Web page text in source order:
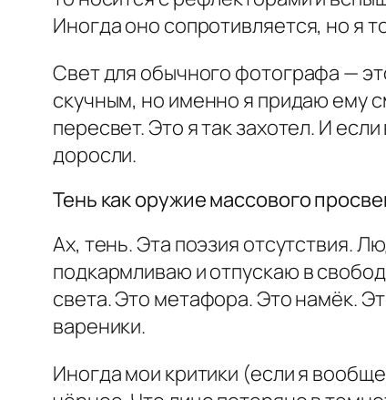
Иногда оно сопротивляется, но я
Свет для обычного фотографа —
скучным, но именно я придаю ему
пересвет. Это я так захотел. И
доросли.
Тень как оружие массового
Ах, тень. Эта поэзия отсутствия.
подкармливаю и отпускаю в
света. Это метафора. Это намёк.
вареники.
Иногда мои критики (если я